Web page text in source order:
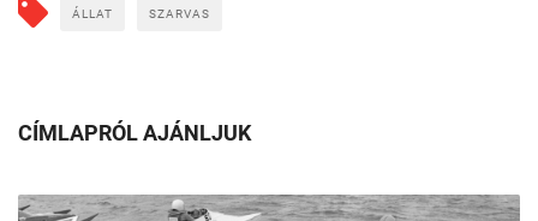
ÁLLAT SZARVAS
CÍMLAPRÓL AJÁNLJUK